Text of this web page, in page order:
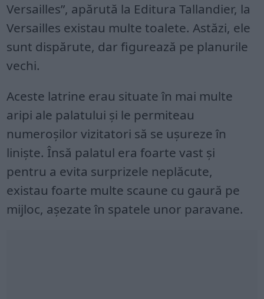
Versailles”, apărută la Editura Tallandier, la
Versailles existau multe toalete. Astăzi, ele
sunt dispărute, dar figurează pe planurile
vechi.
Aceste latrine erau situate în mai multe
aripi ale palatului și le permiteau
numeroșilor vizitatori să se ușureze în
liniște. Însă palatul era foarte vast și
pentru a evita surprizele neplăcute,
existau foarte multe scaune cu gaură pe
mijloc, așezate în spatele unor paravane.